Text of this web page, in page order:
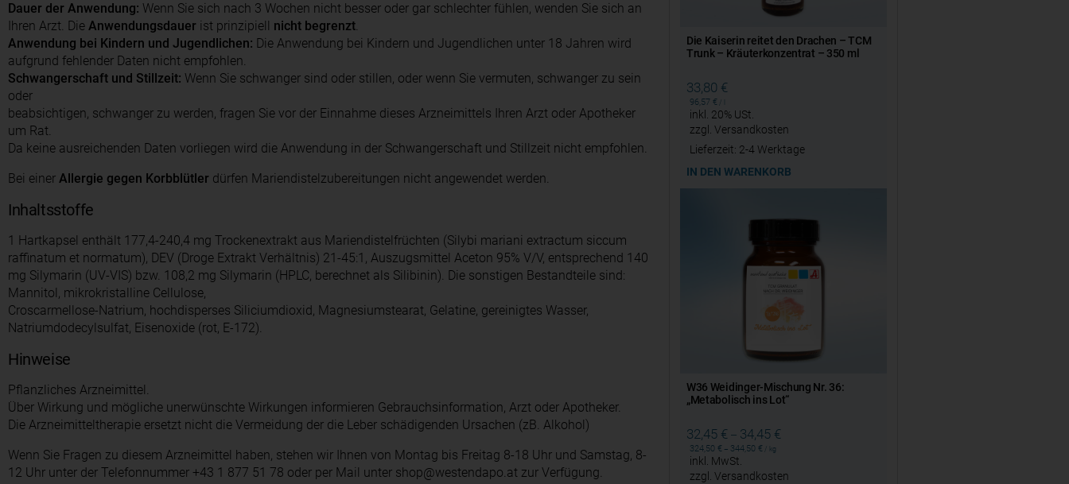
Dauer der Anwendung: Wenn Sie sich nach 3 Wochen nicht besser oder gar schlechter fühlen, wenden Sie sich an
Ihren Arzt. Die Anwendungsdauer ist prinzipiell nicht begrenzt.
Anwendung bei Kindern und Jugendlichen: Die Anwendung bei Kindern und Jugendlichen unter 18 Jahren wird
aufgrund fehlender Daten nicht empfohlen.
Schwangerschaft und Stillzeit: Wenn Sie schwanger sind oder stillen, oder wenn Sie vermuten, schwanger zu sein
oder
beabsichtigen, schwanger zu werden, fragen Sie vor der Einnahme dieses Arzneimittels Ihren Arzt oder Apotheker
um Rat.
Da keine ausreichenden Daten vorliegen wird die Anwendung in der Schwangerschaft und Stillzeit nicht empfohlen.
Bei einer Allergie gegen Korbblütler dürfen Mariendistelzubereitungen nicht angewendet werden.
Inhaltsstoffe
1 Hartkapsel enthält 177,4-240,4 mg Trockenextrakt aus Mariendistelfrüchten (Silybi mariani extractum siccum
raffinatum et normatum), DEV (Droge Extrakt Verhältnis) 21-45:1, Auszugsmittel Aceton 95% V/V, entsprechend 140
mg Silymarin (UV-VIS) bzw. 108,2 mg Silymarin (HPLC, berechnet als Silibinin). Die sonstigen Bestandteile sind:
Mannitol, mikrokristalline Cellulose,
Croscarmellose-Natrium, hochdisperses Siliciumdioxid, Magnesiumstearat, Gelatine, gereinigtes Wasser,
Natriumdodecylsulfat, Eisenoxide (rot, E-172).
Hinweise
Pflanzliches Arzneimittel.
Über Wirkung und mögliche unerwünschte Wirkungen informieren Gebrauchsinformation, Arzt oder Apotheker.
Die Arzneimitteltherapie ersetzt nicht die Vermeidung der die Leber schädigenden Ursachen (zB. Alkohol)
Wenn Sie Fragen zu diesem Arzneimittel haben, stehen wir Ihnen von Montag bis Freitag 8-18 Uhr und Samstag, 8-
12 Uhr unter der Telefonnummer +43 1 877 51 78 oder per Mail unter shop@westendapo.at zur Verfügung.
Die Kaiserin reitet den Drachen – TCM
Trunk – Kräuterkonzentrat – 350 ml
33,80 €
96,57 €
inkl. 20% USt.
zzgl. Versandkosten
Lieferzeit: 2-4 Werktage
IN DEN WARENKORB
W36 Weidinger-Mischung Nr. 36:
„Metabolisch ins Lot“
32,45 € – 34,45 €
324,50 € – 344,50 € kg
inkl. MwSt.
zzgl. Versandkosten